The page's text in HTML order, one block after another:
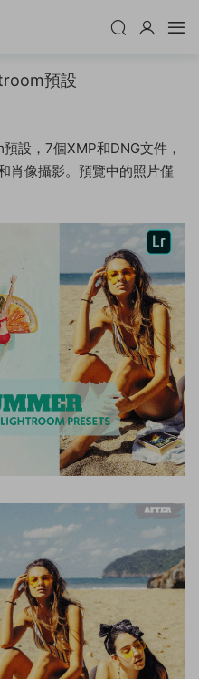
預設
設，7個XMP和DNG文件，
肖像攝影。預覽中的照片僅